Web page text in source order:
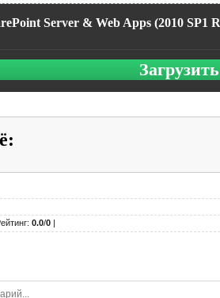
Server & Web Apps (2010 SP1
:
0.0/0 |